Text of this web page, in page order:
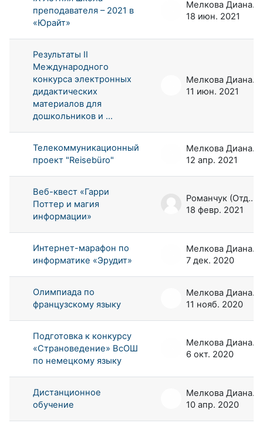
преподавателя – 2021 в
«Юрайт»
Мелкова Диана Андреевна
18 июн. 2021
Результаты II
Международного
конкурса электронных
дидактических
материалов для
дошкольников и ...
Мелкова Диана Андреевна
11 июн. 2021
Телекоммуникационный
проект "Reisebüro"
Мелкова Диана Андреевна
12 апр. 2021
Веб-квест «Гарри
Поттер и магия
информации»
Романчук (Отдел РООП) Евгений
18 февр. 2021
Интернет-марафон по
информатике «Эрудит»
Мелкова Диана Андреевна
7 дек. 2020
Олимпиада по
французскому языку
Мелкова Диана Андреевна
11 нояб. 2020
Подготовка к конкурсу
«Страноведение» ВсОШ
по немецкому языку
Мелкова Диана Андреевна
6 окт. 2020
Дистанционное
обучение
Мелкова Диана Андреевна
10 апр. 2020